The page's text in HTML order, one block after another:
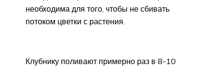
необходима для того, чтобы не сбивать
потоком цветки с растения.
Клубнику поливают примерно раз в 8-10